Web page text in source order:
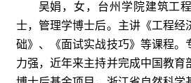
吴娟，女，台州学院建筑工
士，管理学博士后。主讲《工程经
础》、《面试实战技巧》等课程。
力强，近年来主持并完成中国教育